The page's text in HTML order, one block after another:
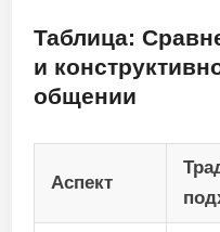
Таблица:
и
общении
Аспект